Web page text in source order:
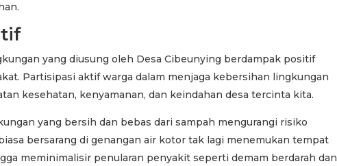
yang diusung oleh Desa Cibeunying berdampak positif
Partisipasi aktif warga dalam menjaga kebersihan lingkungan
kesehatan, kenyamanan, dan keindahan desa tercinta kita.
yang bersih dan bebas dari sampah mengurangi risiko
bersarang di genangan air kotor tak lagi menemukan tempat
meminimalisir penularan penyakit seperti demam berdarah dan